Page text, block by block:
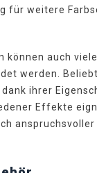
für weitere
können auch
werden.
dank ihrer
Effekte
anspruchsvoller